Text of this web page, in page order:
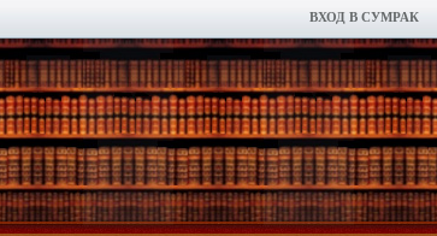
ВХОД В СУМРАК